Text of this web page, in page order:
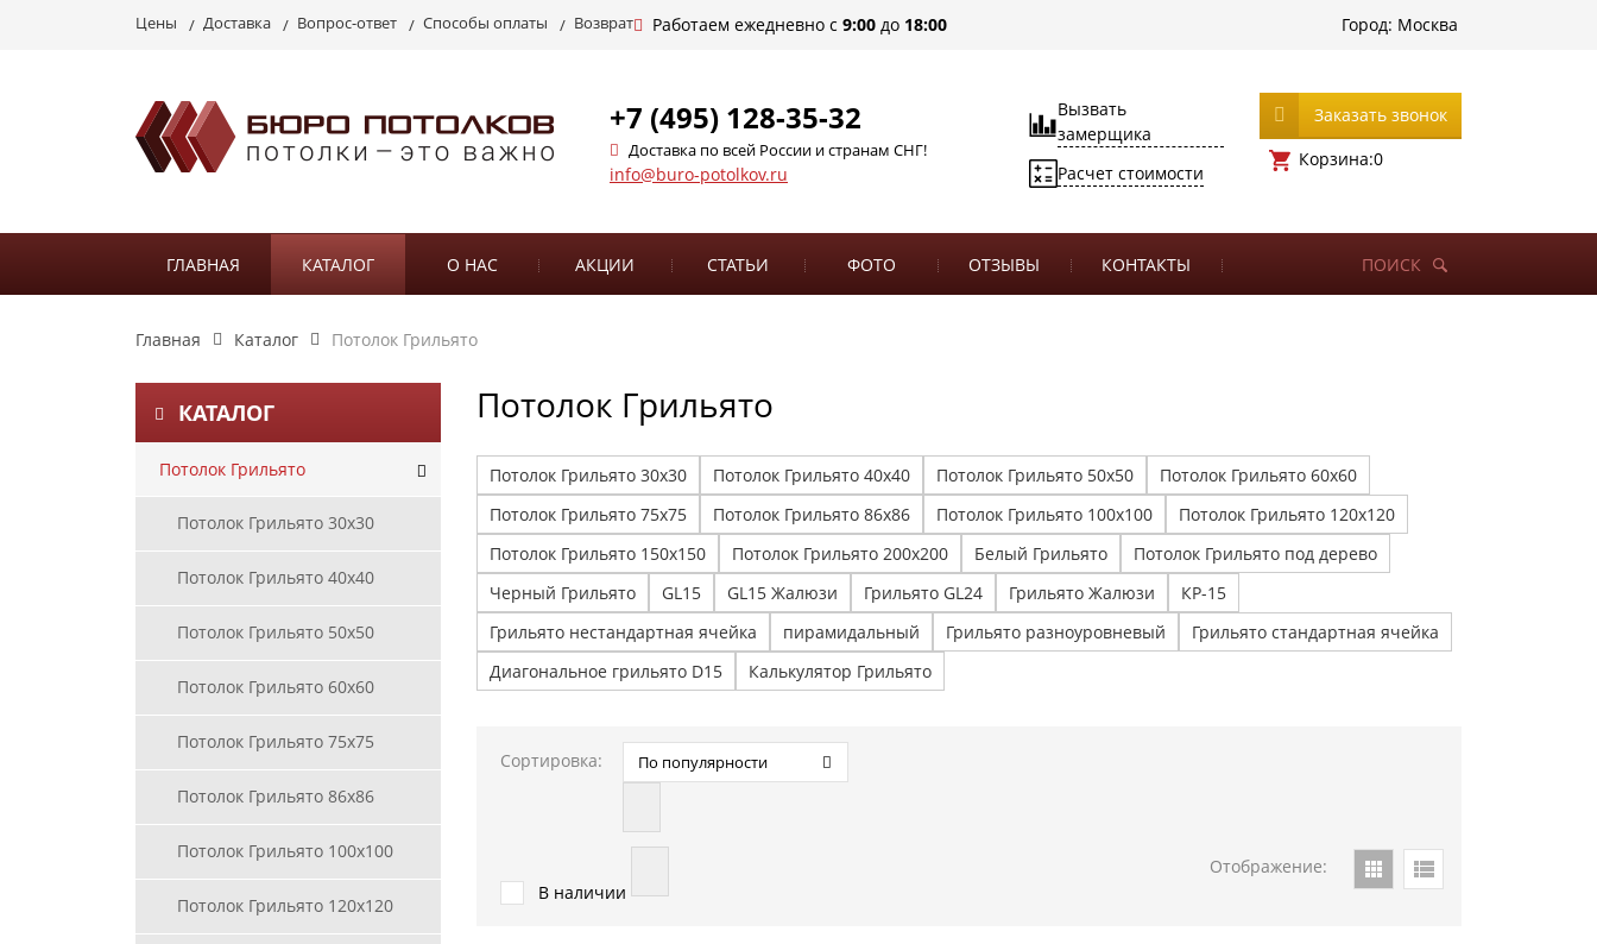
Работаем ежедневно с 9:00 до 18:00 Город: Москва
Цены Доставка Вопрос-ответ Способы оплаты Возврат
+7 (495) 128-35-32
Доставка по всей России и странам СНГ!
info@buro-potolkov.ru
Вызвать
замерщика
Расчет стоимости
Заказать звонок
Корзина:0
ГЛАВНАЯ КАТАЛОГ О НАС АКЦИИ СТАТЬИ ФОТО ОТЗЫВЫ КОНТАКТЫ ПОИСК
Главная Каталог Потолок Грильято
КАТАЛОГ
Потолок Грильято
Потолок Грильято 30х30
Потолок Грильято 40х40
Потолок Грильято 50х50
Потолок Грильято 60х60
Потолок Грильято 75х75
Потолок Грильято 86х86
Потолок Грильято 100х100
Потолок Грильято 120х120
Потолок Грильято
Потолок Грильято 30х30 Потолок Грильято 40х40 Потолок Грильято 50х50
Потолок Грильято 60х60
Потолок Грильято 75х75
Потолок Грильято 86х86 Потолок Грильято 100х100
Потолок Грильято 120х120
Потолок Грильято 150х150
Потолок Грильято 200х200 Белый Грильято
Потолок Грильято под дерево
Черный Грильято
GL15 GL15 Жалюзи Грильято GL24 Грильято Жалюзи
КР-15
Грильято нестандартная ячейка
пирамидальный Грильято разноуровневый
Грильято стандартная ячейка
Диагональное грильято D15
Калькулятор Грильято
Сортировка: По популярности
В наличии
Отображение: